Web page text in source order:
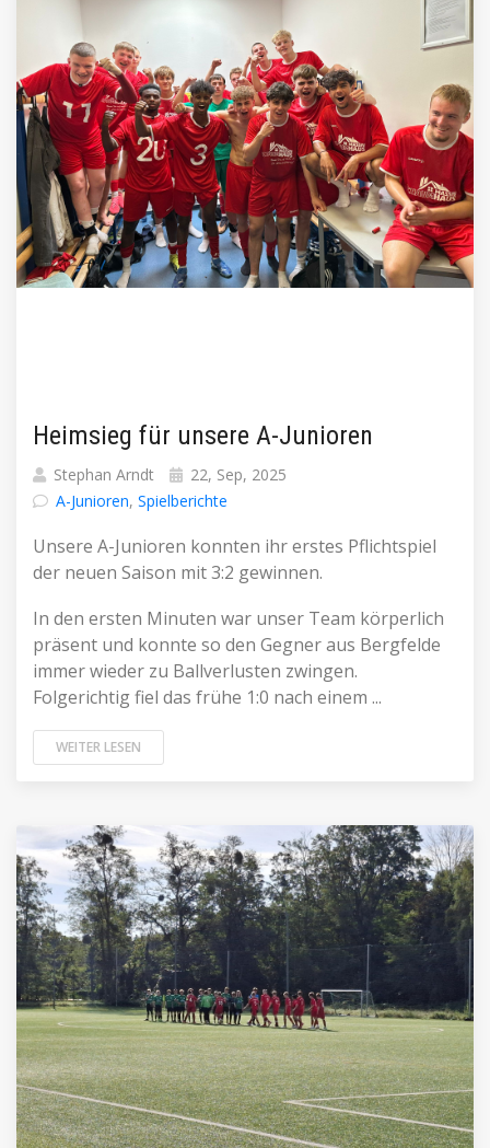
Heimsieg für unsere A-Junioren
Stephan Arndt
22, Sep, 2025
A-Junioren, Spielberichte
Unsere A-Junioren konnten ihr erstes Pflichtspiel
der neuen Saison mit 3:2 gewinnen.
In den ersten Minuten war unser Team körperlich
präsent und konnte so den Gegner aus Bergfelde
immer wieder zu Ballverlusten zwingen.
Folgerichtig fiel das frühe 1:0 nach einem ...
WEITER LESEN